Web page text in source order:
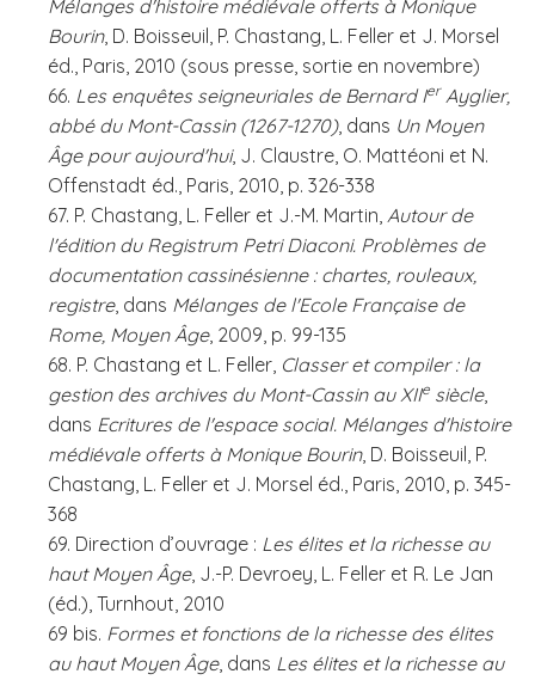
Mélanges d'histoire médiévale offerts à Monique
Bourin, D. Boisseuil, P. Chastang, L. Feller et J. Morsel
éd., Paris, 2010 (sous presse, sortie en novembre)
66. Les enquêtes seigneuriales de Bernard IerAyglier,
abbé du Mont-Cassin (1267-1270), dans Un Moyen
Âge pour aujourd'hui, J. Claustre, O. Mattéoni et N.
Offenstadt éd., Paris, 2010, p. 326-338
67. P. Chastang, L. Feller et J.-M. Martin, Autour de
l'édition du Registrum Petri Diaconi. Problèmes de
documentation cassinésienne : chartes, rouleaux,
registre, dans Mélanges de l'Ecole Française de
Rome, Moyen Âge, 2009, p. 99-135
68. P. Chastang et L. Feller, Classer et compiler : la
gestion des archives du Mont-Cassin au XIIe siècle,
dans Ecritures de l'espace social. Mélanges d'histoire
médiévale offerts à Monique Bourin, D. Boisseuil, P.
Chastang, L. Feller et J. Morsel éd., Paris, 2010, p. 345-
368
69. Direction d’ouvrage : Les élites et la richesse au
haut Moyen Âge, J.-P. Devroey, L. Feller et R. Le Jan
(éd.), Turnhout, 2010
69 bis. Formes et fonctions de la richesse des élites
au haut Moyen Âge, dans Les élites et la richesse au